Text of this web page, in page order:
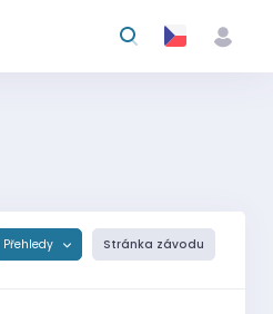
Přehledy Stránka závodu